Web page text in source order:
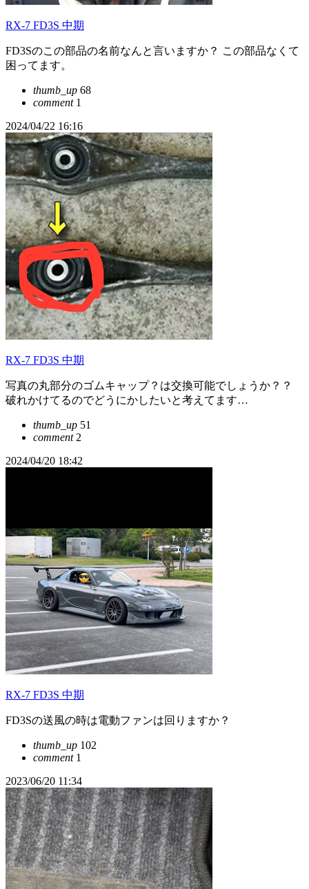
RX-7 FD3S 中期
FD3Sのこの部品の名前なんと言いますか？ この部品なくて
困ってます。
thumb_up 68
comment1
2024/04/22 16:16
RX-7 FD3S 中期
写真の丸部分のゴムキャップ？は交換可能でしょうか？？
破れかけてるのでどうにかしたいと考えてます…
thumb_up 51
comment2
2024/04/20 18:42
RX-7 FD3S 中期
FD3Sの送風の時は電動ファンは回りますか？
thumb_up 102
comment1
2023/06/20 11:34